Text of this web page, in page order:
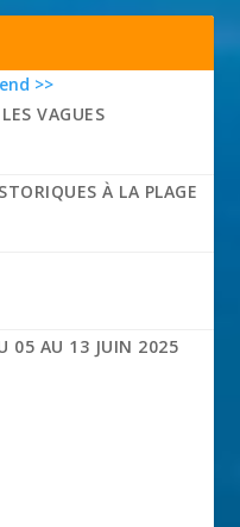
>>
VAGUES
À LA PLAGE
05 AU 13 JUIN 2025